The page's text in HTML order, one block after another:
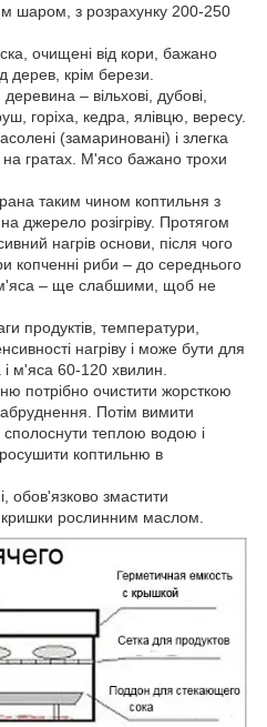
шаром, з розрахунку 200-250
очищені від кори, бажано
дерев, крім берези.
– вільхові, дубові,
горіха, кедра, ялівцю, вересу.
(замариновані) і злегка
гратах. М'ясо бажано трохи
таким чином коптильня з
джерело розігріву. Протягом
нагрів основи, після чого
копченні риби – до середнього
м'яса – ще слабшими, щоб не
продуктів, температури,
нагріву і може бути для
м'яса 60-120 хвилин.
потрібно очистити жорсткою
Потім вимити
теплою водою і
коптильню в
обов'язково змастити
кришки рослинним маслом.